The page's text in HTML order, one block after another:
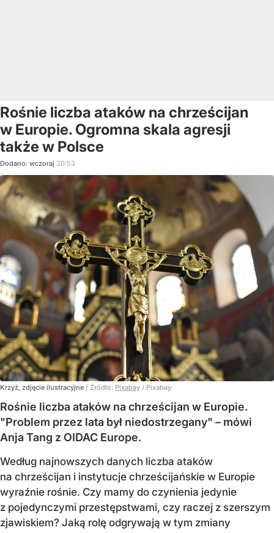
Rośnie liczba ataków na chrześcijan
w Europie. Ogromna skala agresji
także w Polsce
Dodano: wczoraj 20:53
Krzyż, zdjęcie ilustracyjne / Źródło: Pixabay / Pixabay
Rośnie liczba ataków na chrześcijan w Europie.
"Problem przez lata był niedostrzegany" – mówi
Anja Tang z OIDAC Europe.
Według najnowszych danych liczba ataków
na chrześcijan i instytucje chrześcijańskie w Europie
wyraźnie rośnie. Czy mamy do czynienia jedynie
z pojedynczymi przestępstwami, czy raczej z szerszym
zjawiskiem? Jaką rolę odgrywają w tym zmiany